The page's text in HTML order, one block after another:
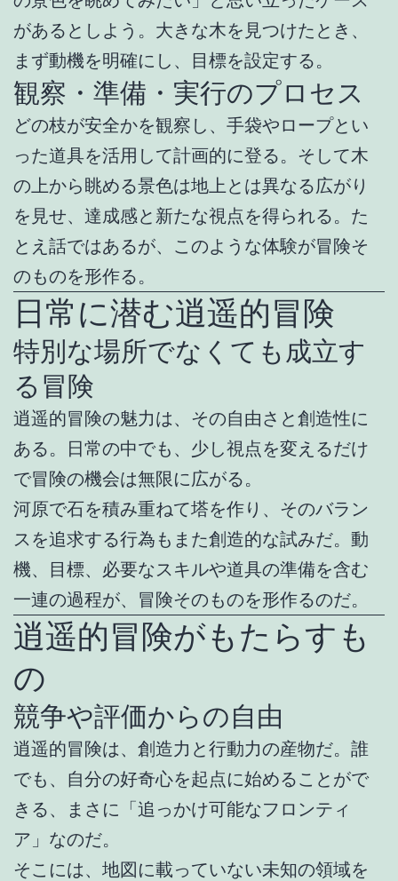
があるとしよう。大きな木を見つけたとき、
まず動機を明確にし、目標を設定する。
観察・準備・実行のプロセス
どの枝が安全かを観察し、手袋やロープとい
った道具を活用して計画的に登る。そして木
の上から眺める景色は地上とは異なる広がり
を見せ、達成感と新たな視点を得られる。た
とえ話ではあるが、このような体験が冒険そ
のものを形作る。
日常に潜む逍遥的冒険
特別な場所でなくても成立す
る冒険
逍遥的冒険の魅力は、その自由さと創造性に
ある。日常の中でも、少し視点を変えるだけ
で冒険の機会は無限に広がる。
河原で石を積み重ねて塔を作り、そのバラン
スを追求する行為もまた創造的な試みだ。動
機、目標、必要なスキルや道具の準備を含む
一連の過程が、冒険そのものを形作るのだ。
逍遥的冒険がもたらすも
の
競争や評価からの自由
逍遥的冒険は、創造力と行動力の産物だ。誰
でも、自分の好奇心を起点に始めることがで
きる、まさに「追っかけ可能なフロンティ
ア」なのだ。
そこには、地図に載っていない未知の領域を